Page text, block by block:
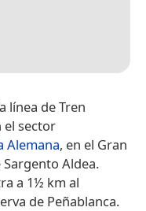
línea de Tren
el sector
Alemana, en el Gran
Sargento Aldea.
a 1½ km al
de Peñablanca.